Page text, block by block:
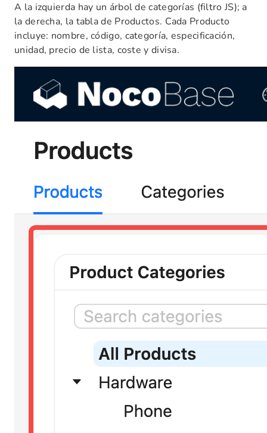
A la izquierda hay un árbol de categorías (filtro JS); a
la derecha, la tabla de Productos. Cada Producto
incluye: nombre, código, categoría, especificación,
unidad, precio de lista, coste y divisa.